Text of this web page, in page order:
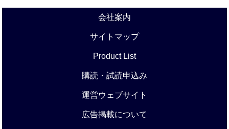
会社案内
サイトマップ
Product List
購読・試読申込み
運営ウェブサイト
広告掲載について